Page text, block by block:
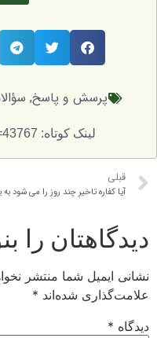
پرسش و پاسخ,
لینک کوتاه: https://al-milani.com/?p=43767
قبلی
دیدگاهتان را
نشانی ایمیل شما منتشر
علامت‌گذاری شده‌اند *
دیدگاه *